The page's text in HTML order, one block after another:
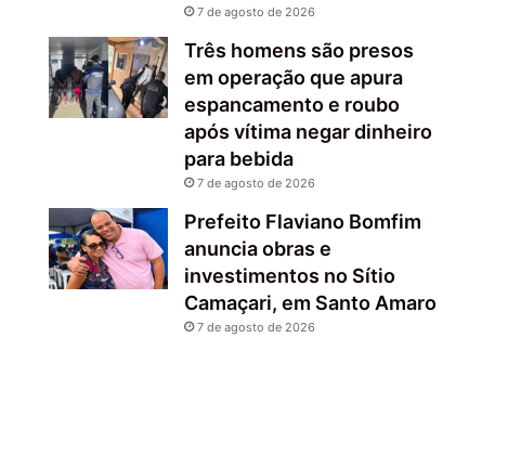
7 de agosto de 2026
Três homens são presos
em operação que apura
espancamento e roubo
após vítima negar dinheiro
para bebida
7 de agosto de 2026
Prefeito Flaviano Bomfim
anuncia obras e
investimentos no Sítio
Camaçari, em Santo Amaro
7 de agosto de 2026